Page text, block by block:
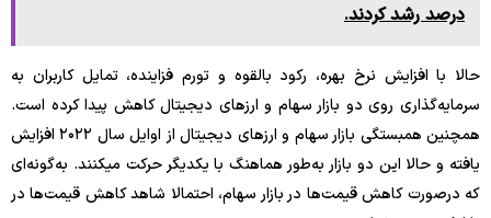
درصد رشد کردند.
حالا با افزایش نرخ بهره، رکود بالقوه و تورم فزاینده، تمایل کاربران به
سرمایه‌گذاری روی دو بازار سهام و ارزهای دیجیتال کاهش پیدا کرده است.
همچنین همبستگی بازار سهام و ارزهای دیجیتال از اوایل سال ۲۰۲۲ افزایش
یافته و حالا این دو بازار به‌طور هماهنگ با یکدیگر حرکت می‎کنند. به‌گونه‌ای
که درصورت کاهش قیمت‌ها در بازار سهام، احتمالا شاهد کاهش قیمت‌ها در